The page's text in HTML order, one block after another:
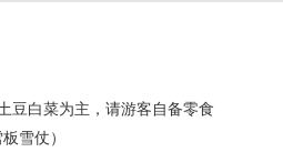
豆白菜为主，请游客自备零食
雪仗）